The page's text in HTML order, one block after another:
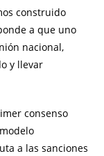
construido
a que uno
nacional,
y llevar
consenso
a las sanciones